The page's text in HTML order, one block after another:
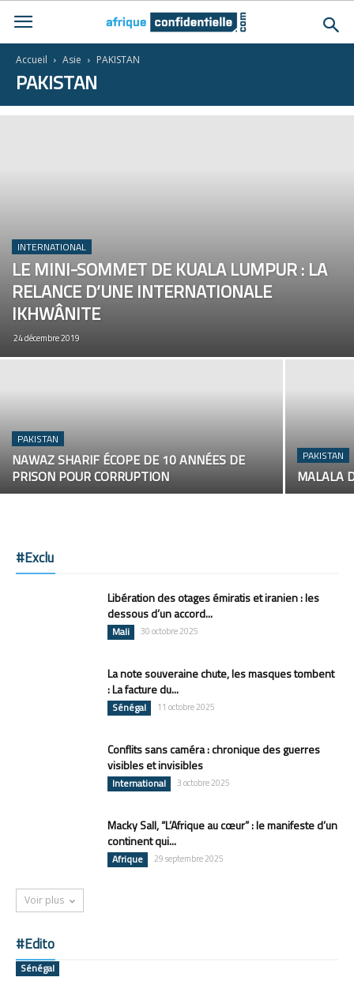
Accueil Asie PAKISTAN
PAKISTAN
INTERNATIONAL
LE MINI-SOMMET DE KUALA LUMPUR : LA
RELANCE D’UNE INTERNATIONALE
IKHWÂNITE
24 décembre 2019
PAKISTAN
NAWAZ SHARIF ÉCOPE DE 10 ANNÉES DE
PRISON POUR CORRUPTION
PAKISTAN
MALALA
#Exclu
Libération des otages émiratis et iranien : les
dessous d’un accord...
Mali 30 octobre 2025
La note souveraine chute, les masques tombent
: La facture du...
Sénégal 11 octobre 2025
Conflits sans caméra : chronique des guerres
visibles et invisibles
International 3 octobre 2025
Macky Sall, “L’Afrique au cœur” : le manifeste d’un
continent qui...
Afrique 29 septembre 2025
Voir plus
#Edito
Sénégal